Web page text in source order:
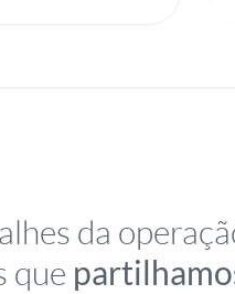
da
que